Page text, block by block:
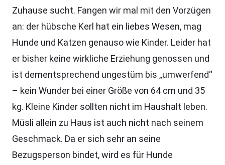
Zuhause sucht. Fangen wir mal mit den Vorzügen
an: der hübsche Kerl hat ein liebes Wesen, mag
Hunde und Katzen genauso wie Kinder. Leider hat
er bisher keine wirkliche Erziehung genossen und
ist dementsprechend ungestüm bis „umwerfend“
– kein Wunder bei einer Größe von 64 cm und 35
kg. Kleine Kinder sollten nicht im Haushalt leben.
Müsli allein zu Haus ist auch nicht nach seinem
Geschmack. Da er sich sehr an seine
Bezugsperson bindet, wird es für Hunde